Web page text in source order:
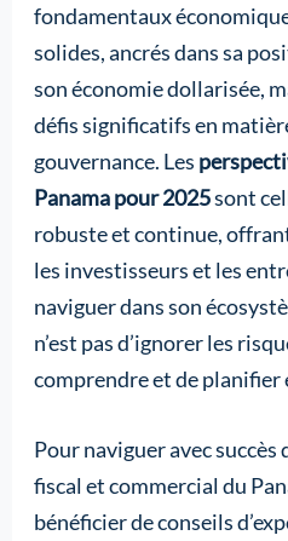
fondamentaux
solides, ancrés dans sa
son économie dollarisée,
défis significatifs en
gouvernance. Les
Panama pour 2025sont
robuste et continue,
les investisseurs et les
naviguer dans son
n’est pas d’ignorer les
comprendre et de planifier
Pour naviguer avec succès
fiscal et commercial du
bénéficier de conseils